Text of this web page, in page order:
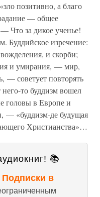
позитивно, а благо
— общее
Что за дикое ученье!
Буддийское изречение:
и скорби;
и умирания, — мир,
— советует повторять
то буддизм вошел
головы в Европе и
«буддизм-де будущая
Христианства»…
📚
в